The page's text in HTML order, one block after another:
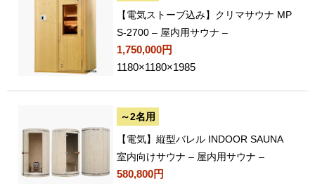
【電気ストーブ込み】クリマサウナ MP
S-2700 – 屋内用サウナ –
1,750,000円
1180×1180×1985
～2名用
【電気】縦型バレル INDOOR SAUNA
室内向けサウナ – 屋内用サウナ –
580,800円